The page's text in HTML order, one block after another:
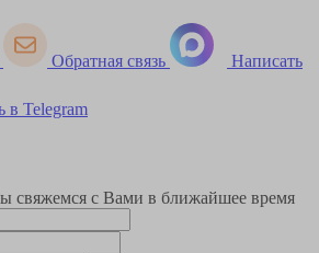
Обратная связь Написать
в Telegram
свяжемся с Вами в ближайшее время